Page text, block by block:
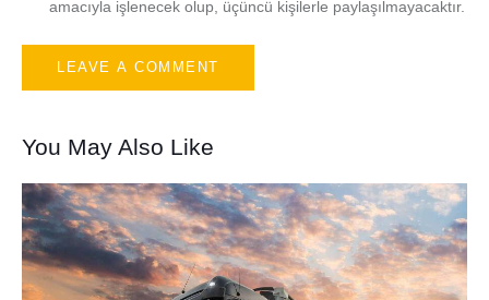
amacıyla işlenecek olup, üçüncü kişilerle paylaşılmayacaktır.
You May Also Like